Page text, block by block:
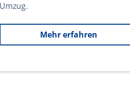
Umzug.
Mehr erfahren